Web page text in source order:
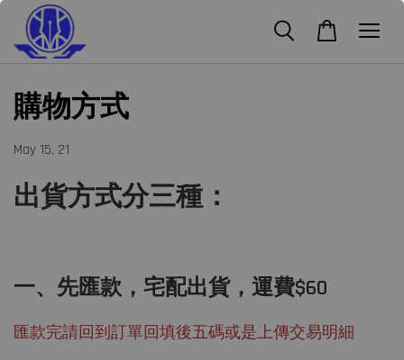
購物方式
May 15, 21
出貨方式分三種：
一、先匯款，宅配出貨，運費$60
匯款完請回到訂單回填後五碼或是上傳交易明細